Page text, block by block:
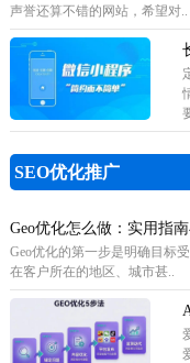
声誉还算不错的网站，希望对..
SEO优化推广
Geo优化怎么做：实用指
Geo优化的第一步是明确目标
在客户所在的地区、城市甚..